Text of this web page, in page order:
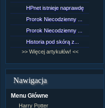
HPnet istnieje naprawdę
Prorok Niecodzienny ...
Prorok Niecodzienny ...
Historia pod skórą z...
>> Więcej artykułów! <<
Nawigacja
Menu Główne
Harry Potter